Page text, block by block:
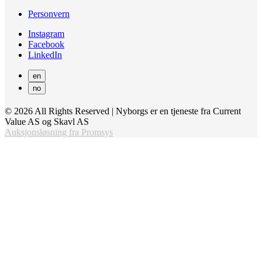
Personvern
Instagram
Facebook
LinkedIn
en
no
© 2026 All Rights Reserved | Nyborgs er en tjeneste fra Current
Value AS og Skavl AS
Auksjonsløsning fra Promsys